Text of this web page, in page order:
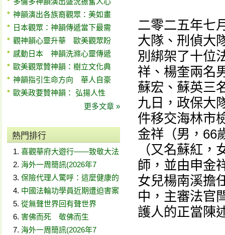
神韻演出各族裔觀眾：美如畫
日本觀眾：神韻傳遞當下最需
觀神韻心靈升華 歐美觀眾盼
感動日本 神韻洗滌心靈傳遞
歐美觀眾贊神韻：樹立文化典
神韻指引生命方向 華人自豪
歐美政要贊神韻： 弘揚人性
更多文章 »
熱門排行
喜觀華府大遊行——致敬大法
海外一周簡訊(2026年7
保險代理人驚呼：這麼健康的
中國法輪功學員近期遭迫害案
從無聲世界回有聲世界
害佛而死 敬佛而生
海外一周簡訊(2026年7
二零二五年七
大隊、刑偵大
別綁架了十位
祥、楊奎兩名
蘇宏、蘇英三
九日，政保大
件移交海林市
金祥（男，66
（又名蘇紅
師，並由申金
女兒楊南溪擔
中，主審法官
護人的正當陳